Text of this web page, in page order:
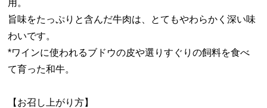
用。
旨味をたっぷりと含んだ牛肉は、とてもやわらかく深い味
わいです。
*ワインに使われるブドウの皮や選りすぐりの飼料を食べ
て育った和牛。
【お召し上がり方】